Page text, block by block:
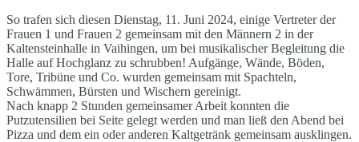
So trafen sich diesen Dienstag, 11. Juni 2024, einige Vertreter der
Frauen 1 und Frauen 2 gemeinsam mit den Männern 2 in der
Kaltensteinhalle in Vaihingen, um bei musikalischer Begleitung die
Halle auf Hochglanz zu schrubben! Aufgänge, Wände, Böden,
Tore, Tribüne und Co. wurden gemeinsam mit Spachteln,
Schwämmen, Bürsten und Wischern gereinigt.
Nach knapp 2 Stunden gemeinsamer Arbeit konnten die
Putzutensilien bei Seite gelegt werden und man ließ den Abend bei
Pizza und dem ein oder anderen Kaltgetränk gemeinsam ausklingen.